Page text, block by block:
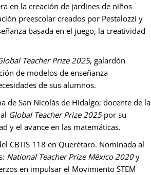
en la creación de jardines de niños
preescolar creados por Pestalozzi y
basada en el juego, la creatividad
Teacher Prize 2025, galardón
de modelos de enseñanza
de sus alumnos.
de San Nicolás de Hidalgo; docente de la
Global Teacher Prize 2025por su
y el avance en las matemáticas.
CBTIS 118 en Querétaro. Nominada al
National Teacher Prize México 2020y
en impulsar el Movimiento STEM